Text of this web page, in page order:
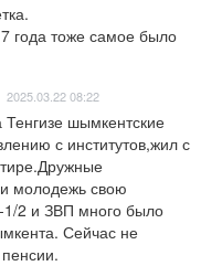
года тоже самое было
2025.03.22 08:22
шымкентские
с институтов,жил с
молодежь свою
2 и ЗВП много было
Сейчас не